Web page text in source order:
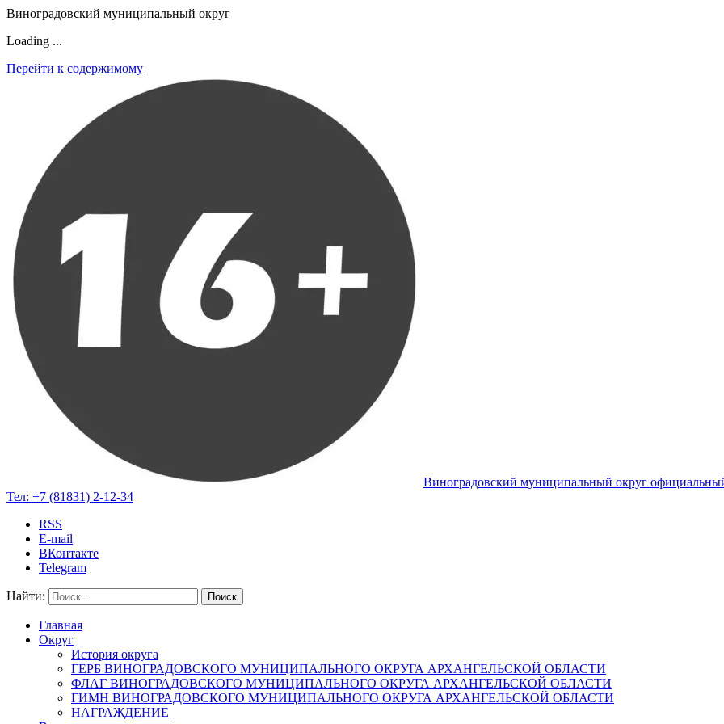
Виноградовский муниципальный округ
Loading ...
Перейти к содержимому
Виноградовский муниципальный округ
Тел: +7 (81831) 2-12-34
RSS
E-mail
ВКонтакте
Telegram
Найти:
Главная
Округ
История округа
ГЕРБ ВИНОГРАДОВСКОГО МУНИЦИПАЛЬНОГО ОКРУГА АРХАНГЕЛЬСКОЙ ОБЛАСТИ
ФЛАГ ВИНОГРАДОВСКОГО МУНИЦИПАЛЬНОГО ОКРУГА АРХАНГЕЛЬСКОЙ ОБЛАСТИ
ГИМН ВИНОГРАДОВСКОГО МУНИЦИПАЛЬНОГО ОКРУГА АРХАНГЕЛЬСКОЙ ОБЛАСТИ
НАГРАЖДЕНИЕ